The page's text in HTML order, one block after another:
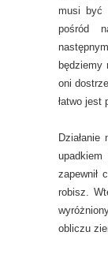
musi być
pośród
będziemy
oni
łatwo jest
zapewnił
robisz.
obliczu